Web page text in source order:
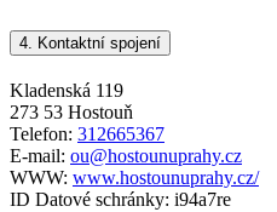
4. Kontaktní spojení
Kladenská 119
273 53 Hostouň
Telefon: 312665367
E-mail: ou@hostounuprahy.cz
WWW: www.hostounuprahy.cz/
ID Datové schránky: i94a7re